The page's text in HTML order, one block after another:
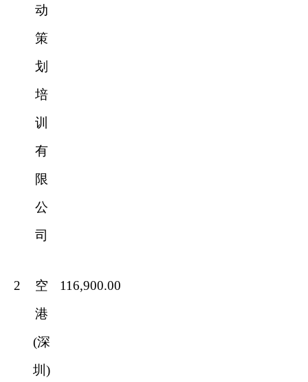
动
策
划
培
训
有
限
公
司
2
空
港
(深
圳)
116,900.00